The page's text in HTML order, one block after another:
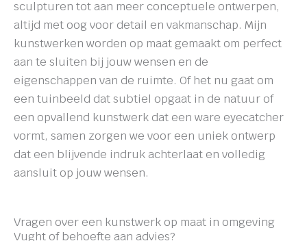
sculpturen tot aan meer conceptuele ontwerpen,
altijd met oog voor detail en vakmanschap. Mijn
kunstwerken worden op maat gemaakt om perfect
aan te sluiten bij jouw wensen en de
eigenschappen van de ruimte. Of het nu gaat om
een tuinbeeld dat subtiel opgaat in de natuur of
een opvallend kunstwerk dat een ware eyecatcher
vormt, samen zorgen we voor een uniek ontwerp
dat een blijvende indruk achterlaat en volledig
aansluit op jouw wensen.
Vragen over een kunstwerk op maat in omgeving
Vught of behoefte aan advies?